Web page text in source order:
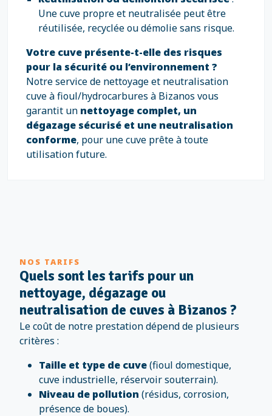
Une cuve propre et neutralisée peut être
réutilisée, recyclée ou démolie sans risque.
Votre cuve présente-t-elle des risques
pour la sécurité ou l’environnement ?
Notre service de nettoyage et neutralisation
cuve à fioul/hydrocarbures à Bizanos vous
garantit un nettoyage complet, un
dégazage sécurisé et une neutralisation
conforme, pour une cuve prête à toute
utilisation future.
NOS TARIFS
Quels sont les tarifs pour un
nettoyage, dégazage ou
neutralisation de cuves à Bizanos ?
Le coût de notre prestation dépend de plusieurs
critères :
Taille et type de cuve(fioul domestique,
cuve industrielle, réservoir souterrain).
Niveau de pollution (résidus, corrosion,
présence de boues).